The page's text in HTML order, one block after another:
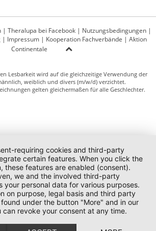
| Theralupa bei Facebook | Nutzungsbedingungen |
| Impressum| Kooperation Fachverbände | Aktion
Continentale
Lesbarkeit wird auf die gleichzeitige Verwendung der
weiblich und divers (m/w/d) verzichtet.
gelten gleichermaßen für alle Geschlechter.
requiring cookies and third-party
certain features. When you click the
these features are enabled (consent).
we and the involved third-party
your personal data for various purposes.
on purpose, legal basis and third party
under the button "More" and in our
can revoke your consent at any time.